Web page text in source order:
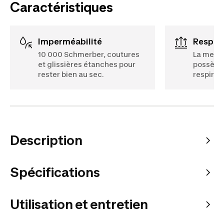
Caractéristiques
Imperméabilité
10 000 Schmerber, coutures
et glissières étanches pour
rester bien au sec.
La
Description
Spécifications
Utilisation et entretien